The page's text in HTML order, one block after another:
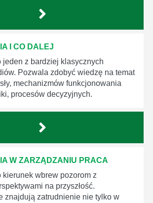
I CO DALEJ
jeden z bardziej klasycznych
Pozwala zdobyć wiedzę na temat
mechanizmów funkcjonowania
procesów decyzyjnych.
W ZARZĄDZANIU PRACA
kierunek wbrew pozorom z
na przyszłość.
znajdują zatrudnienie nie tylko w